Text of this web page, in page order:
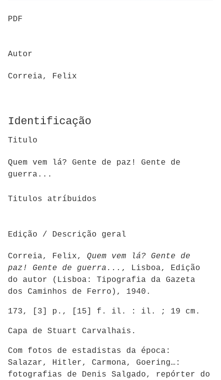
PDF
Autor
Correia, Felix
Identificação
Titulo
Quem vem lá? Gente de paz! Gente de
guerra...
Titulos atríbuidos
Edição / Descrição geral
Correia, Felix, Quem vem lá? Gente de
paz! Gente de guerra... , Lisboa, Edição
do autor (Lisboa: Tipografia da Gazeta
dos Caminhos de Ferro), 1940.
173, [3] p., [15] f. il. : il. ; 19 cm.
Capa de Stuart Carvalhais.
Com fotos de estadistas da época:
Salazar, Hitler, Carmona, Goering…:
fotografias de Denis Salgado, repórter do